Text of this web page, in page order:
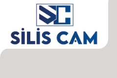
content